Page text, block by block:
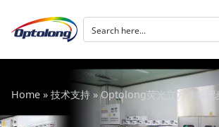
The Logo of Optolong Optics Co., Ltd.
Home » 技术支持 »Optolong荧光立方体装配